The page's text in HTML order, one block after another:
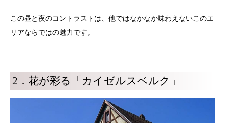
この昼と夜のコントラストは、他ではなかなか味わえないこのエ
リアならではの魅力です。
2．花が彩る「カイゼルスベルク」